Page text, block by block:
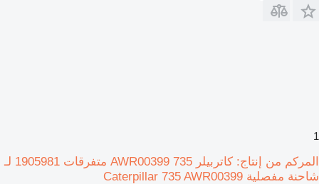
1
المركم من إنتاج: كاتربيلر 735 AWR00399 متفرقات 1905981 لـ
شاحنة مفصلية Caterpillar 735 AWR00399